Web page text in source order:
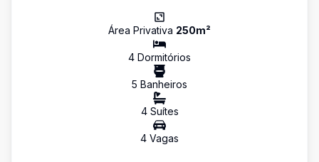
Área Privativa 250m²
4 Dormitórios
5 Banheiros
4Suítes
4 Vagas